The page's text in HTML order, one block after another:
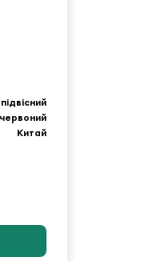
підвісний
Китай